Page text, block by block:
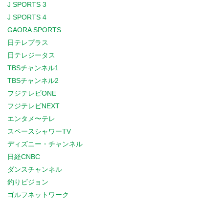
J SPORTS 3
J SPORTS 4
GAORA SPORTS
日テレプラス
日テレジータス
TBSチャンネル1
TBSチャンネル2
フジテレビONE
フジテレビNEXT
エンタメ〜テレ
スペースシャワーTV
ディズニー・チャンネル
日経CNBC
ダンスチャンネル
釣りビジョン
ゴルフネットワーク